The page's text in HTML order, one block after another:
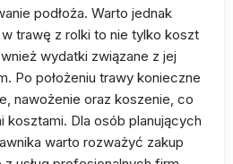
podłoża. Warto jednak
trawę z rolki to nie tylko koszt
wydatki związane z jej
Po położeniu trawy konieczne
nawożenie oraz koszenie, co
Dla osób planujących
warto rozważyć zakup